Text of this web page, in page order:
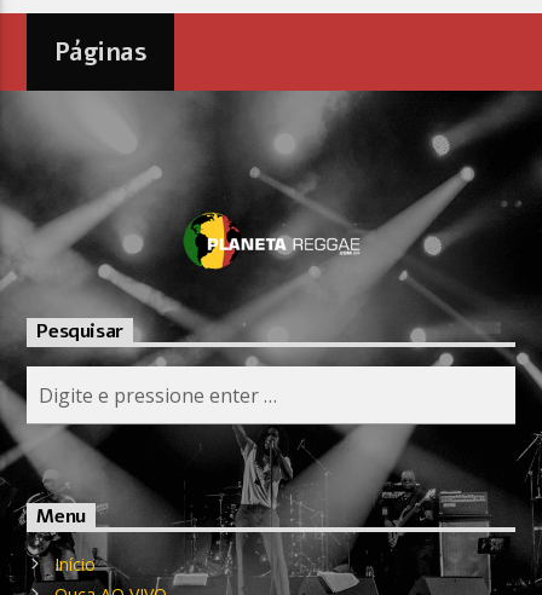
Páginas
Pesquisar
Menu
Início